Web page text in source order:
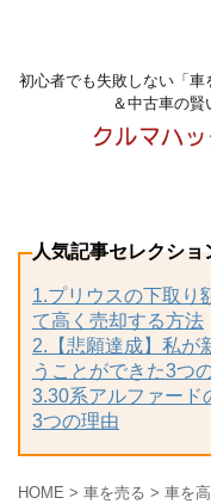
初心者でも失敗しない「
＆中古車の
人気記事セレクショ
1.プリウスの下取り
て高く売却する方法
2.【悲願達成】私が
うことができた3つ
3.30系アルファード
3つの理由
HOME > 車を売る > 車を